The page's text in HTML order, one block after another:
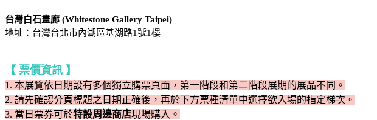
台灣白石畫廊 (Whitestone Gallery Taipei)
地址：台灣台北市內湖區基湖路1號1樓
【 票價資訊 】
1. 本展覽依日期設有多個獨立購票頁面，第一階段和第二階段展期的展品不同。
2. 請先確認分頁標題之日期正確後，再於下方票種清單中選擇欲入場的指定梯次。
3. 當日票券可於特設周邊商店現場購入 。